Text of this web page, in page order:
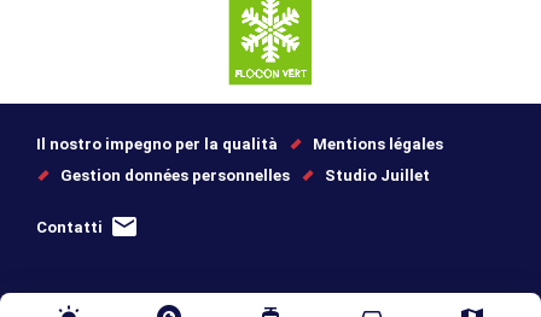
Il nostro impegno per la qualità
Mentions légales
Gestion données personnelles
Studio Juillet
Contatti